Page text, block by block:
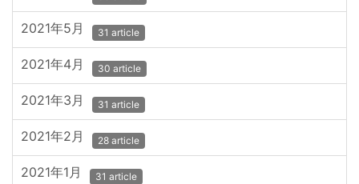
2021年5月 31 article
2021年4月 30 article
2021年3月 31 article
2021年2月 28 article
2021年1月 31 article